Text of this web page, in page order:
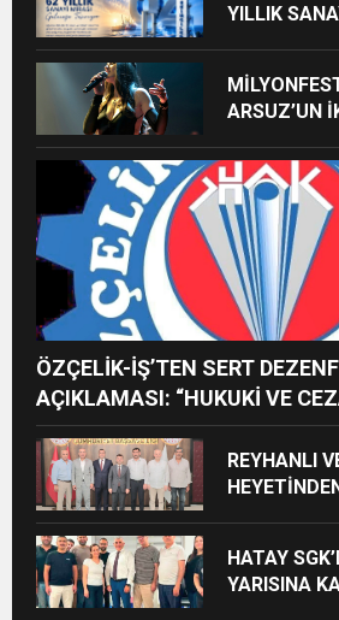
YILLIK
ARSUZ’UN
ALACAK
ÖZÇELİK-İŞ’TEN SERT
AÇIKLAMASI: “HUKUKİ VE
BAŞLATILDI”
REYHANLI
HATAY
YARISINA